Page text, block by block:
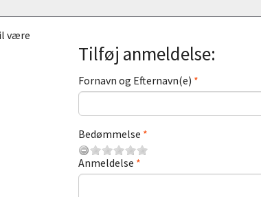
være
Tilføj anmeldelse:
Fornavn og Efternavn(e)
Bedømmelse
Anmeldelse